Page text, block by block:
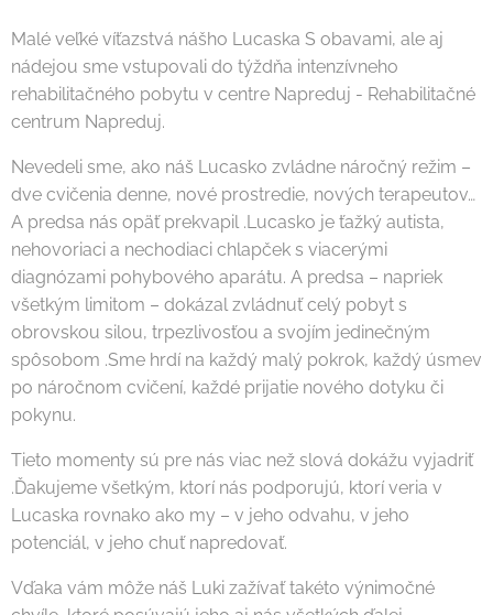
Malé veľké víťazstvá nášho Lucaska S obavami, ale aj
nádejou sme vstupovali do týždňa intenzívneho
rehabilitačného pobytu v centre Napreduj - Rehabilitačné
centrum Napreduj.
Nevedeli sme, ako náš Lucasko zvládne náročný režim –
dve cvičenia denne, nové prostredie, nových terapeutov…
A predsa nás opäť prekvapil .Lucasko je ťažký autista,
nehovoriaci a nechodiaci chlapček s viacerými
diagnózami pohybového aparátu. A predsa – napriek
všetkým limitom – dokázal zvládnuť celý pobyt s
obrovskou silou, trpezlivosťou a svojím jedinečným
spôsobom .Sme hrdí na každý malý pokrok, každý úsmev
po náročnom cvičení, každé prijatie nového dotyku či
pokynu.
Tieto momenty sú pre nás viac než slová dokážu vyjadriť
.Ďakujeme všetkým, ktorí nás podporujú, ktorí veria v
Lucaska rovnako ako my – v jeho odvahu, v jeho
potenciál, v jeho chuť napredovať.
Vďaka vám môže náš Luki zažívať takéto výnimočné